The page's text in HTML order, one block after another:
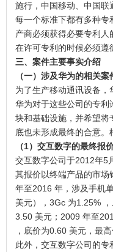
施行，中国移动、中国
每一个标准下都有多种
产商必须获得必要专利
在许可专利的时候必须遵
三、案件主要事实介绍
（一）涉及华为的相关案
为了生产移动通讯设备
华为对于这些公司的专
块和基础设施，并希望
底也未形成最终的合意
（1）交互数字的最终报
交互数字公司于2012年5
其报价以终端产品的市
年至2016 年，涉及手机
美元），3Gc 为1.25%
3.50 美元；2009 年至
，底价为0.60 美元，最
此外，交互数字公司的